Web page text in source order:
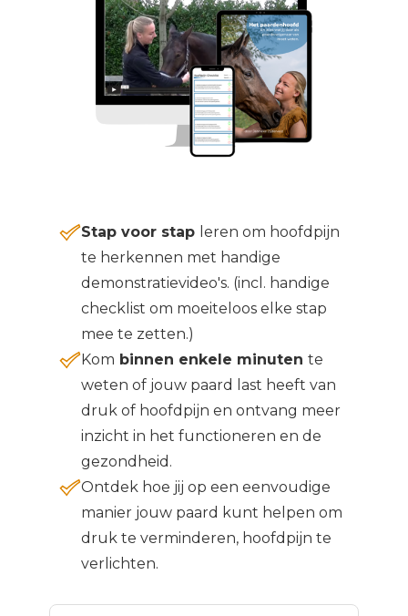
Stap voor stap leren om hoofdpijn
te herkennen met handige
demonstratievideo's. (incl. handige
checklist om moeiteloos elke stap
mee te zetten.)
Kom binnen enkele minutente
weten of jouw paard last heeft van
druk of hoofdpijn en ontvang meer
inzicht in het functioneren en de
gezondheid.
Ontdek hoe jij op een eenvoudige
manier jouw paard kunt helpen om
druk te verminderen, hoofdpijn te
verlichten.